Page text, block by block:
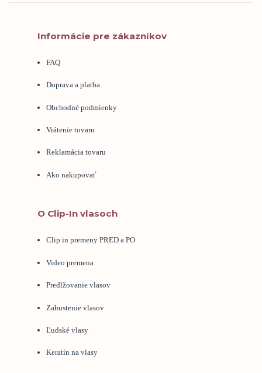
Informácie pre zákazníkov
FAQ
Doprava a platba
Obchodné podmienky
Vrátenie tovaru
Reklamácia tovaru
Ako nakupovať
O Clip-In vlasoch
Clip in premeny PRED a PO
Video premena
Predlžovanie vlasov
Zahustenie vlasov
Ľudské vlasy
Keratín na vlasy